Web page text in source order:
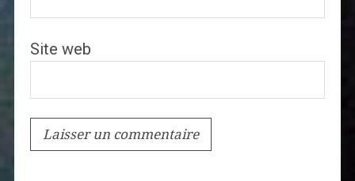
Site web